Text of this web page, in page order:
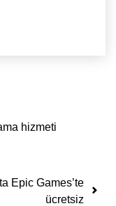
hizmeti
Epic Games’te
ücretsiz